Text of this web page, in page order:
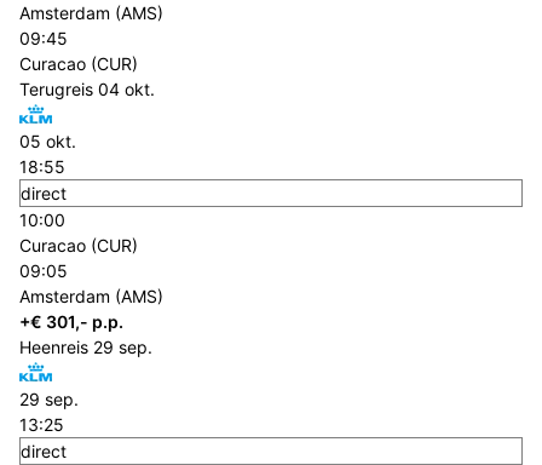
Amsterdam (AMS)
09:45
Curacao (CUR)
Terugreis 04 okt.
05 okt.
18:55
direct
10:00
Curacao (CUR)
09:05
Amsterdam (AMS)
+€ 301,- p.p.
Heenreis 29 sep.
29 sep.
13:25
direct